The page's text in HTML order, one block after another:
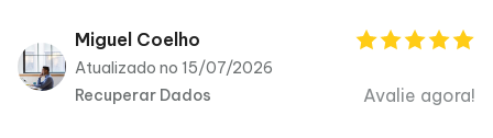
PDNob
PDF
Editor
Novo
Miguel Coelho
Atualizado no 15/07/2026
Recuperar Dados
Avalie agora!